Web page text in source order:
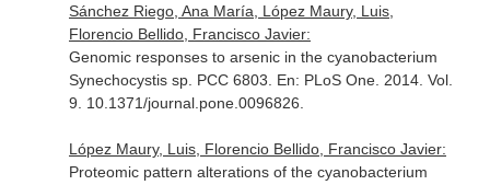
Sánchez Riego, Ana María, López Maury, Luis,
Florencio Bellido, Francisco Javier:
Genomic responses to arsenic in the cyanobacterium
Synechocystis sp. PCC 6803. En: PLoS One. 2014. Vol.
9. 10.1371/journal.pone.0096826.
López Maury, Luis, Florencio Bellido, Francisco Javier:
Proteomic pattern alterations of the cyanobacterium